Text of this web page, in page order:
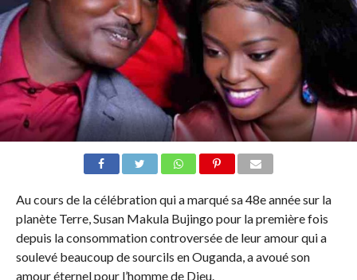
Au cours de la célébration qui a marqué sa 48e année sur la
planète Terre, Susan Makula Bujingo pour la première fois
depuis la consommation controversée de leur amour qui a
soulevé beaucoup de sourcils en Ouganda, a avoué son
amour éternel pour l’homme de Dieu.